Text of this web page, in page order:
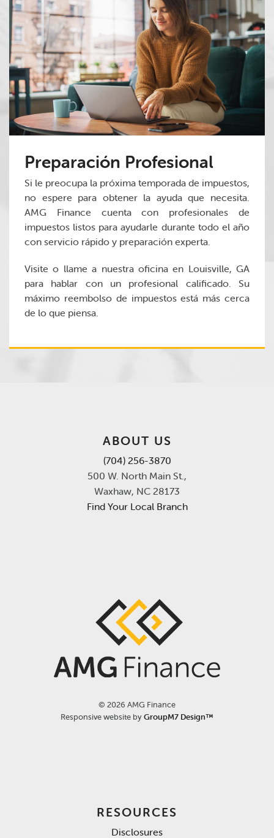
Preparación Profesional
Si le preocupa la próxima temporada de impuestos,
no espere para obtener la ayuda que necesita.
AMG Finance cuenta con profesionales de
impuestos listos para ayudarle durante todo el año
con servicio rápido y preparación experta.
Visite o llame a nuestra oficina en Louisville, GA
para hablar con un profesional calificado. Su
máximo reembolso de impuestos está más cerca
de lo que piensa.
ABOUT US
(704) 256-3870
500 W. North Main St.,
Waxhaw, NC 28173
Find Your Local Branch
© 2026 AMG Finance
Responsive website byGroupM7 Design™
RESOURCES
Disclosures